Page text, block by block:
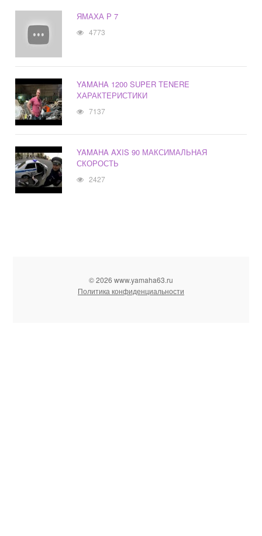
ЯМАХА Р 7
4773
YAMAHA 1200 SUPER TENERE
ХАРАКТЕРИСТИКИ
7137
YAMAHA AXIS 90 МАКСИМАЛЬНАЯ
СКОРОСТЬ
2427
© 2026 www.yamaha63.ru
Политика конфиденциальности